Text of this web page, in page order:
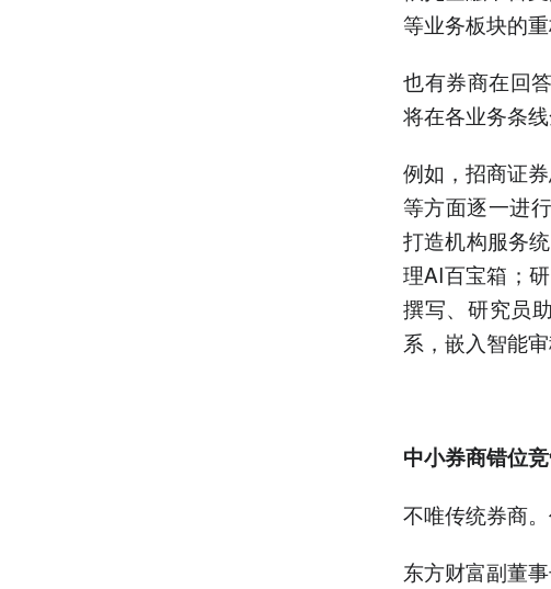
等业务板块的重
也有券商在回
将在各业务条
例如，招商证
等方面逐一进
打造机构服务
理AI百宝箱；
撰写、研究员
系，嵌入智能
中小券商错位
不唯传统券商
东方财富副董